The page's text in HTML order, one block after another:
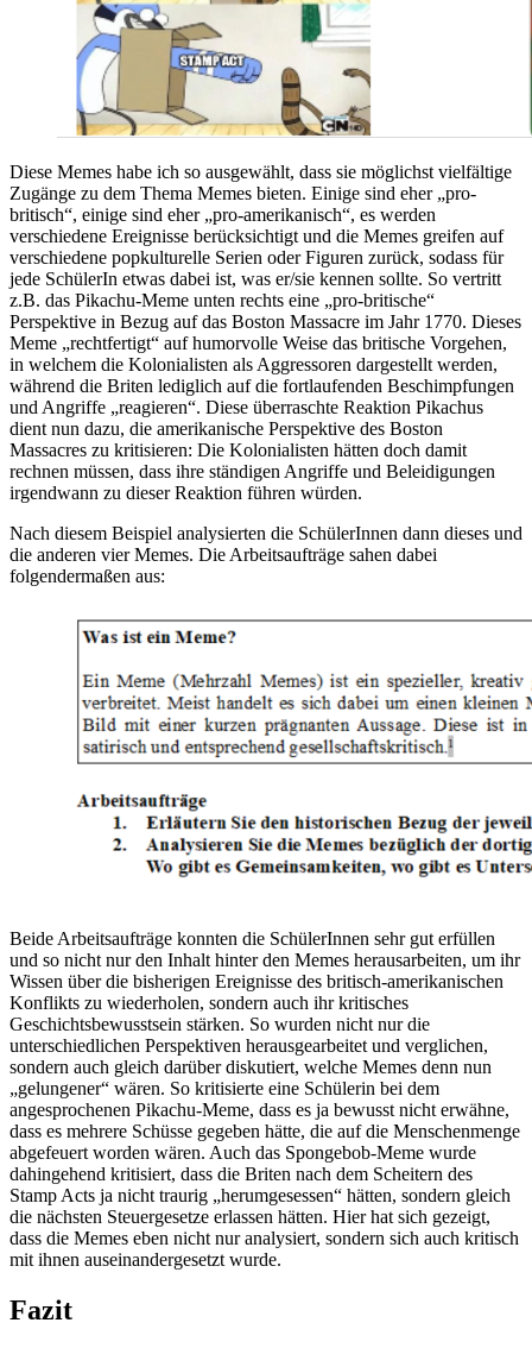
Diese Memes habe ich so ausgewählt, dass sie möglichst vielfältige
Zugänge zu dem Thema Memes bieten. Einige sind eher „pro-
britisch“, einige sind eher „pro-amerikanisch“, es werden
verschiedene Ereignisse berücksichtigt und die Memes greifen auf
verschiedene popkulturelle Serien oder Figuren zurück, sodass für
jede SchülerIn etwas dabei ist, was er/sie kennen sollte. So vertritt
z.B. das Pikachu-Meme unten rechts eine „pro-britische“
Perspektive in Bezug auf das Boston Massacre im Jahr 1770. Dieses
Meme „rechtfertigt“ auf humorvolle Weise das britische Vorgehen,
in welchem die Kolonialisten als Aggressoren dargestellt werden,
während die Briten lediglich auf die fortlaufenden Beschimpfungen
und Angriffe „reagieren“. Diese überraschte Reaktion Pikachus
dient nun dazu, die amerikanische Perspektive des Boston
Massacres zu kritisieren: Die Kolonialisten hätten doch damit
rechnen müssen, dass ihre ständigen Angriffe und Beleidigungen
irgendwann zu dieser Reaktion führen würden.
Nach diesem Beispiel analysierten die SchülerInnen dann dieses und
die anderen vier Memes. Die Arbeitsaufträge sahen dabei
folgendermaßen aus:
Beide Arbeitsaufträge konnten die SchülerInnen sehr gut erfüllen
und so nicht nur den Inhalt hinter den Memes herausarbeiten, um ihr
Wissen über die bisherigen Ereignisse des britisch-amerikanischen
Konflikts zu wiederholen, sondern auch ihr kritisches
Geschichtsbewusstsein stärken. So wurden nicht nur die
unterschiedlichen Perspektiven herausgearbeitet und verglichen,
sondern auch gleich darüber diskutiert, welche Memes denn nun
„gelungener“ wären. So kritisierte eine Schülerin bei dem
angesprochenen Pikachu-Meme, dass es ja bewusst nicht erwähne,
dass es mehrere Schüsse gegeben hätte, die auf die Menschenmenge
abgefeuert worden wären. Auch das Spongebob-Meme wurde
dahingehend kritisiert, dass die Briten nach dem Scheitern des
Stamp Acts ja nicht traurig „herumgesessen“ hätten, sondern gleich
die nächsten Steuergesetze erlassen hätten. Hier hat sich gezeigt,
dass die Memes eben nicht nur analysiert, sondern sich auch kritisch
mit ihnen auseinandergesetzt wurde.
Fazit